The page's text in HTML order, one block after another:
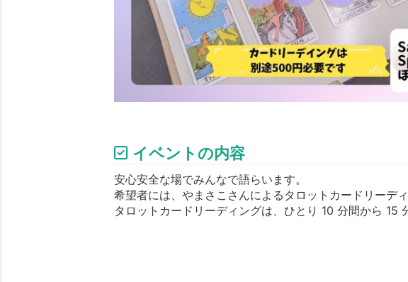
イベントの内容
安心安全な場でみんなで語らいます。
希望者には、やまさこさんによるタロットカードリーデ
タロットカードリーディングは、ひとり 10 分間から 15